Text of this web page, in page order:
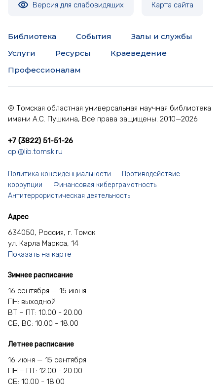
Версия для слабовидящих Карта сайта
Библиотека События
Залы и службы
Услуги
Ресурсы
Краеведение
Профессионалам
© Томская областная универсальная научная библиотека
имени А.С. Пушкина, Все права защищены. 2010—2026
+7 (3822) 51-51-26
cpi@lib.tomsk.ru
Политика конфиденциальности
Противодействие
коррупции
Финансовая киберграмотность
Антитеррористическая деятельность
Адрес
634050, Россия, г. Томск
ул. Карла Маркса, 14
Показать на карте
Зимнее расписание
16 сентября — 15 июня
ПН: выходной
ВТ – ПТ: 10.00 - 20.00
СБ, ВС: 10.00 - 18.00
Летнее расписание
16 июня — 15 сентября
ПН – ПТ: 12.00 - 20.00
СБ: 10.00 - 18.00